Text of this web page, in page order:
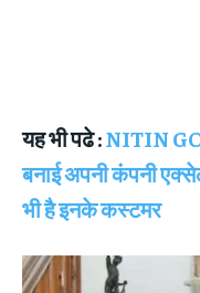
यह भी पढे :NITIN
बनाई अपनी कंपनी
भी है इनके कस्टमर